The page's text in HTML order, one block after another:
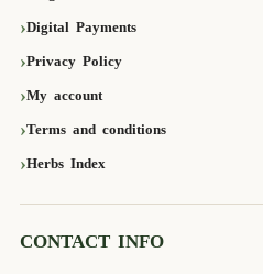
Digital Payments
Privacy Policy
My account
Terms and conditions
Herbs Index
CONTACT INFO